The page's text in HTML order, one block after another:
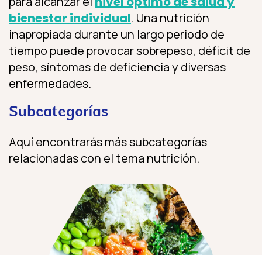
bienestar individual. Una nutrición
inapropiada durante un largo periodo de
tiempo puede provocar sobrepeso, déficit de
peso, síntomas de deficiencia y diversas
enfermedades.
Subcategorías
Aquí encontrarás más subcategorías
relacionadas con el tema nutrición.